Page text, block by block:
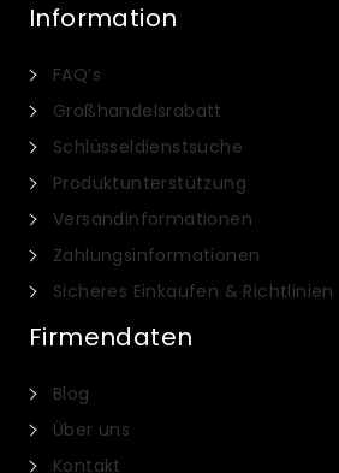
Information
FAQ’s
Großhandelsrabatt
Schlüsseldienstsuche
Produktunterstützung
Versandinformationen
Zahlungsinformationen
Sicheres Einkaufen & Richtlinien
Firmendaten
Blog
Über uns
Kontakt